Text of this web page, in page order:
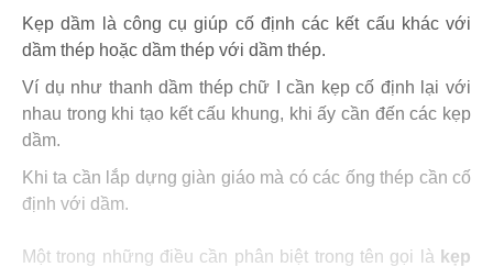
Kẹp dầm là công cụ giúp cố định các kết cấu khác với
dầm thép hoặc dầm thép với dầm thép.
Ví dụ như thanh dầm thép chữ I cần kẹp cố định lại với
nhau trong khi tạo kết cấu khung, khi ấy cần đến các kẹp
dầm.
Khi ta cần lắp dựng giàn giáo mà có các ống thép cần cố
định với dầm.
Một trong những điều cần phân biệt trong tên gọi là kẹp